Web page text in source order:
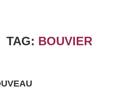
TAG: BOUVIER